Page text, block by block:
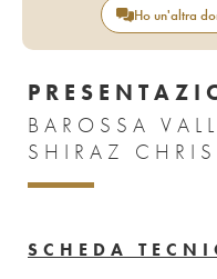
Ho un'altra
BAROSSA
SCHEDA